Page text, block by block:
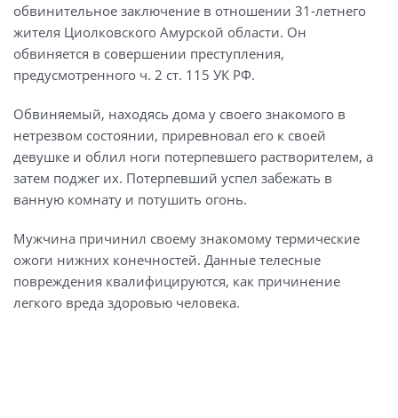
обвинительное заключение в отношении 31-летнего
жителя Циолковского Амурской области. Он
обвиняется в совершении преступления,
предусмотренного ч. 2 ст. 115 УК РФ.
Обвиняемый, находясь дома у своего знакомого в
нетрезвом состоянии, приревновал его к своей
девушке и облил ноги потерпевшего растворителем, а
затем поджег их. Потерпевший успел забежать в
ванную комнату и потушить огонь.
Мужчина причинил своему знакомому термические
ожоги нижних конечностей. Данные телесные
повреждения квалифицируются, как причинение
легкого вреда здоровью человека.